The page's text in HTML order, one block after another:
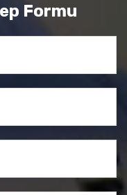
Formu